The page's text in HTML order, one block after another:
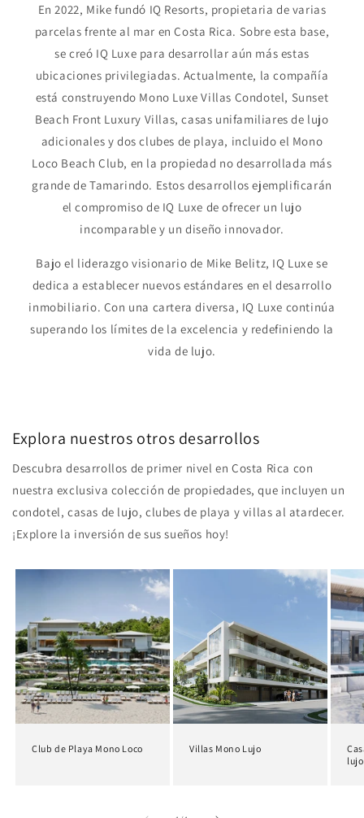
En 2022, Mike fundó IQ Resorts, propietaria de varias
parcelas frente al mar en Costa Rica. Sobre esta base,
se creó IQ Luxe para desarrollar aún más estas
ubicaciones privilegiadas. Actualmente, la compañía
está construyendo Mono Luxe Villas Condotel, Sunset
Beach Front Luxury Villas, casas unifamiliares de lujo
adicionales y dos clubes de playa, incluido el Mono
Loco Beach Club, en la propiedad no desarrollada más
grande de Tamarindo. Estos desarrollos ejemplificarán
el compromiso de IQ Luxe de ofrecer un lujo
incomparable y un diseño innovador.
Bajo el liderazgo visionario de Mike Belitz, IQ Luxe se
dedica a establecer nuevos estándares en el desarrollo
inmobiliario. Con una cartera diversa, IQ Luxe continúa
superando los límites de la excelencia y redefiniendo la
vida de lujo.
Explora nuestros otros desarrollos
Descubra desarrollos de primer nivel en Costa Rica con
nuestra exclusiva colección de propiedades, que incluyen un
condotel, casas de lujo, clubes de playa y villas al atardecer.
¡Explore la inversión de sus sueños hoy!
Club de Playa Mono Loco Villas Mono Lujo